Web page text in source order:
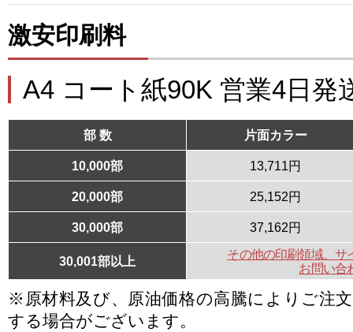
激安印刷料
A4 コート紙90K 営業4日発
部 数 片面カラー
10,000部 13,711円
20,000部 25,152円
30,000部 37,162円
30,001部以上
その他の印刷領域、サ
お問い合
※原材料及び、原油価格の高騰によりご注
する場合がございます。